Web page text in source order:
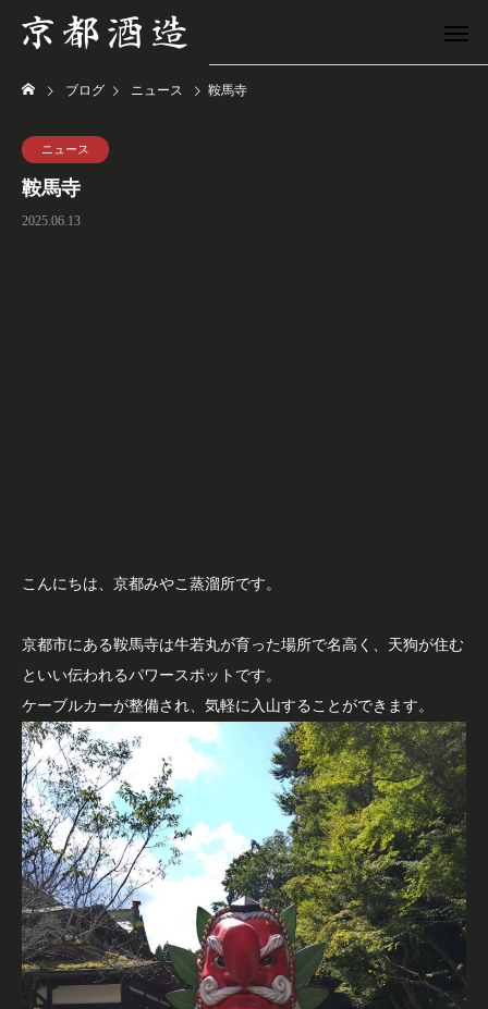
ブログ ニュース 鞍馬寺
ニュース
鞍馬寺
2025.06.13
こんにちは、京都みやこ蒸溜所です。
京都市にある鞍馬寺は牛若丸が育った場所で名高く、天狗が住む
といい伝われるパワースポットです。
ケーブルカーが整備され、気軽に入山することができます。